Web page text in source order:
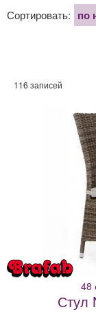
Сортировать: по
116 записей
48
Стул